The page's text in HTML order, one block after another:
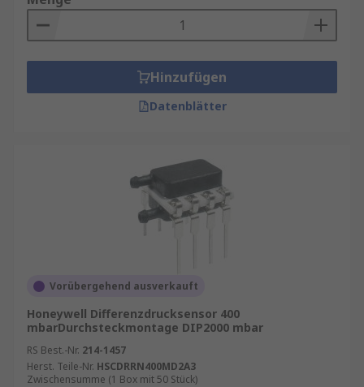
Hinzufügen
Datenblätter
Vorübergehend ausverkauft
Honeywell Differenzdrucksensor 400
mbarDurchsteckmontage DIP2000 mbar
RS Best.-Nr. 214-1457
Herst. Teile-Nr. HSCDRRN400MD2A3
Zwischensumme (1 Box mit 50 Stück)